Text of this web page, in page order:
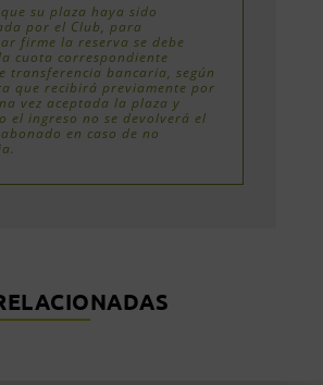
su plaza haya sido
por el Club, para
firme la reserva se debe
cuota correspondiente
transferencia bancaria, según
que recibirá previamente por
vez aceptada la plaza y
el ingreso no se devolverá el
en caso de no